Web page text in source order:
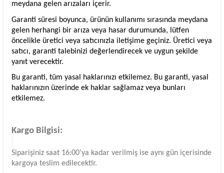
meydana gelen arızaları içerir.
Garanti süresi boyunca, ürünün kullanımı sırasında meydana
gelen herhangi bir arıza veya hasar durumunda, lütfen
öncelikle üretici veya satıcınızla iletişime geçiniz. Üretici veya
satıcı, garanti talebinizi değerlendirecek ve uygun şekilde
yanıt verecektir.
Bu garanti, tüm yasal haklarınızı etkilemez. Bu garanti, yasal
haklarınızın üzerinde ek haklar sağlamaz veya bunları
etkilemez.
Kargo Bilgisi:
Siparişiniz saat 16:00'ya kadar verilmiş ise aynı gün içerisinde
kargoya teslim edilecektir.